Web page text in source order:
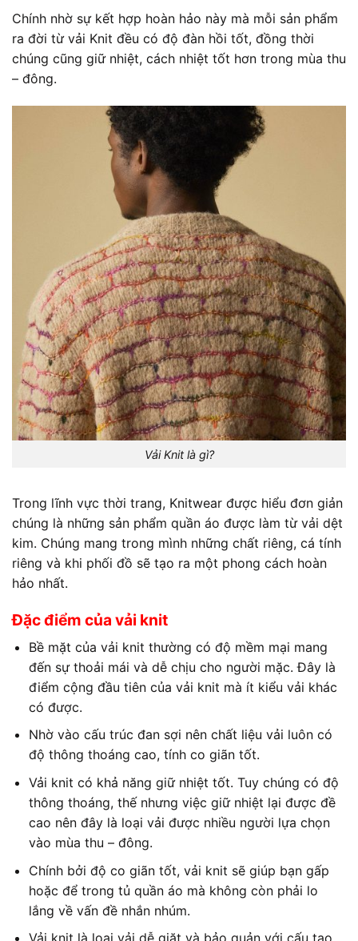
Chính nhờ sự kết hợp hoàn hảo này mà mỗi sản phẩm
ra đời từ vải Knit đều có độ đàn hồi tốt, đồng thời
chúng cũng giữ nhiệt, cách nhiệt tốt hơn trong mùa thu
– đông.
Vải Knit là gì?
Trong lĩnh vực thời trang, Knitwear được hiểu đơn giản
chúng là những sản phẩm quần áo được làm từ vải dệt
kim. Chúng mang trong mình những chất riêng, cá tính
riêng và khi phối đồ sẽ tạo ra một phong cách hoàn
hảo nhất.
Đặc điểm của vải knit
Bề mặt của vải knit thường có độ mềm mại mang
đến sự thoải mái và dễ chịu cho người mặc. Đây là
điểm cộng đầu tiên của vải knit mà ít kiểu vải khác
có được.
Nhờ vào cấu trúc đan sợi nên chất liệu vải luôn có
độ thông thoáng cao, tính co giãn tốt.
Vải knit có khả năng giữ nhiệt tốt. Tuy chúng có độ
thông thoáng, thế nhưng việc giữ nhiệt lại được đề
cao nên đây là loại vải được nhiều người lựa chọn
vào mùa thu – đông.
Chính bởi độ co giãn tốt, vải knit sẽ giúp bạn gấp
hoặc để trong tủ quần áo mà không còn phải lo
lắng về vấn đề nhắn nhúm.